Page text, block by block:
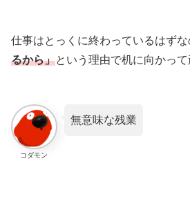
仕事はとっくに終わっているはずな
るから」という理由で机に向かって
コダモン
無意味な残業